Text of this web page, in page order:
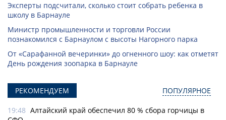
Эксперты подсчитали, сколько стоит собрать ребенка в
школу в Барнауле
Министр промышленности и торговли России
познакомился с Барнаулом с высоты Нагорного парка
От «Сарафанной вечеринки» до огненного шоу: как отметят
День рождения зоопарка в Барнауле
РЕКОМЕНДУЕМ ПОПУЛЯРНОЕ
19:48 Алтайский край обеспечил 80 % сбора горчицы в